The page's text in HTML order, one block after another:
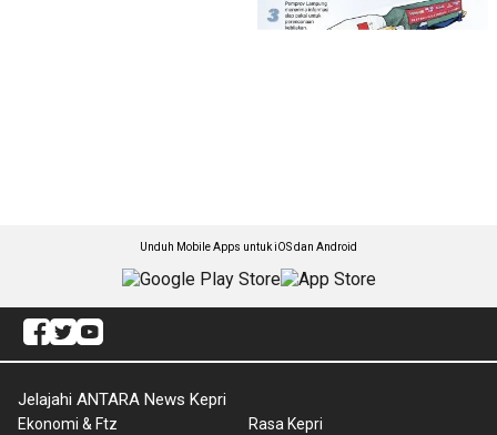
Unduh Mobile Apps untuk iOS dan Android
Jelajahi ANTARA News Kepri
Ekonomi & Ftz
Rasa Kepri